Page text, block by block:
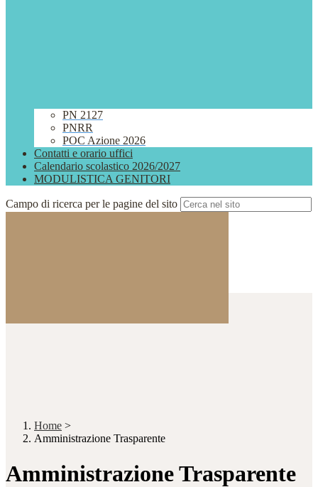
PN 2127
PNRR
POC Azione 2026
Contatti e orario uffici
Calendario scolastico 2026/2027
MODULISTICA GENITORI
Campo di ricerca per le pagine del sito
Home >
Amministrazione Trasparente
Amministrazione Trasparente